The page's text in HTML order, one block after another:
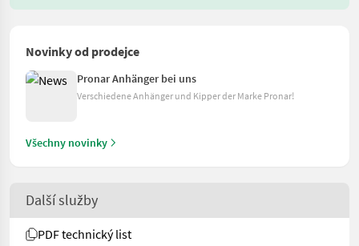
Novinky od prodejce
Pronar Anhänger bei uns
Verschiedene Anhänger und Kipper der Marke Pronar!
Všechny novinky
Další služby
PDF technický list